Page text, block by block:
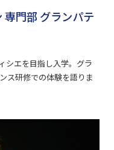
専門部 グランパテ
シエを目指し入学。グラ
ス研修での体験を語りま